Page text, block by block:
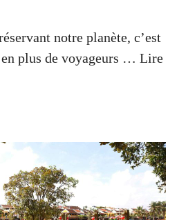
notre planète, c’est
plus de voyageurs … Lire